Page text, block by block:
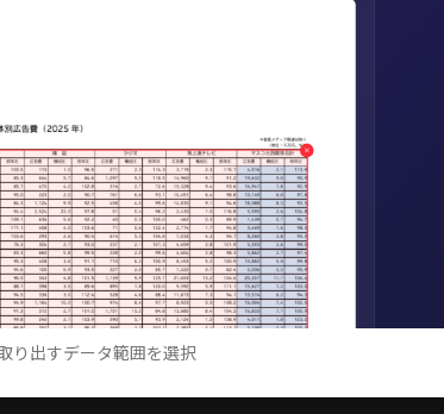
り出すデータ範囲を選択